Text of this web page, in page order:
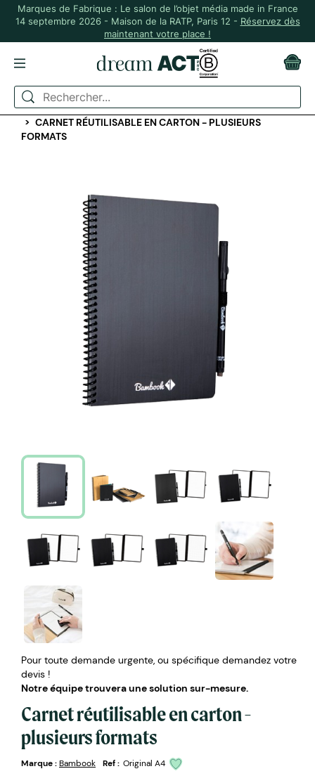
Marques de Fabrique : Le salon de l’objet média made in France
14 septembre 2026 - Maison de la RATP, Paris 12 - Réservez dès
maintenant votre place !
ACCUEIL
PAPETERIE PERSONNALISÉE
CARNETS ET BLOC-NOTES
CARNET RÉUTILISABLE EN CARTON - PLUSIEURS
FORMATS
Pour toute demande urgente, ou spécifique demandez votre
devis !
Notre équipe trouvera une solution sur-mesure.
Carnet réutilisable en carton -
plusieurs formats
Marque :Bambook Ref : Original A4